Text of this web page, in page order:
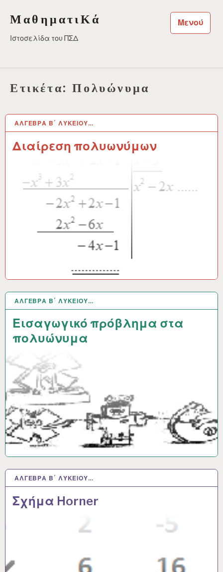
στο
περιεχόμενο
ΜαθηματιΚά
Ιστοσελίδα του ΠΣΔ
Μενού
Ετικέτα:Πολυώνυμα
ΆΛΓΕΒΡΑ Β΄ ΛΥΚΕΊΟΥ…
Διαίρεση πολυωνύμων
6 ΜΆΙ 2021
ΆΛΓΕΒΡΑ Β΄ ΛΥΚΕΊΟΥ…
Εισαγωγικό πρόβλημα στα
πολυώνυμα
25 ΦΕΒ 2018
ΆΛΓΕΒΡΑ Β΄ ΛΥΚΕΊΟΥ…
Σχήμα Horner
21 ΙΟΎΛ 2017